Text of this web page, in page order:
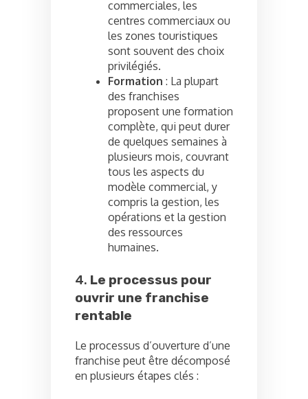
commerciales, les
centres commerciaux ou
les zones touristiques
sont souvent des choix
privilégiés.
Formation : La plupart
des franchises
proposent une formation
complète, qui peut durer
de quelques semaines à
plusieurs mois, couvrant
tous les aspects du
modèle commercial, y
compris la gestion, les
opérations et la gestion
des ressources
humaines.
4. Le processus pour
ouvrir une franchise
rentable
Le processus d’ouverture d’une
franchise peut être décomposé
en plusieurs étapes clés :